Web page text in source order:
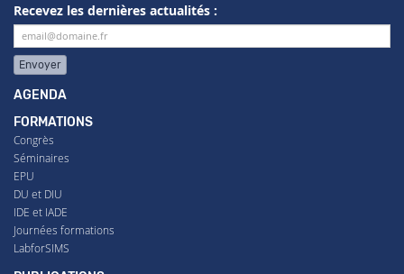
Recevez les dernières actualités :
Envoyer
AGENDA
FORMATIONS
Congrès
Séminaires
EPU
DU et DIU
IDE et IADE
Journées formations
LabforSIMS